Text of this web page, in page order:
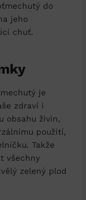
do
jeho
chuť.
je
zdraví i
obsahu živin,
použití,
Takže
všechny
zelený plod